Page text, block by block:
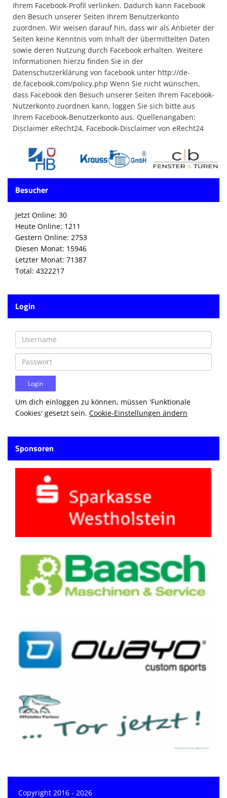
Ihrem Facebook-Profil verlinken. Dadurch kann Facebook
den Besuch unserer Seiten Ihrem Benutzerkonto
zuordnen. Wir weisen darauf hin, dass wir als Anbieter der
Seiten keine Kenntnis vom Inhalt der übermittelten Daten
sowie deren Nutzung durch Facebook erhalten. Weitere
Informationen hierzu finden Sie in der
Datenschutzerklärung von facebook unter http://de-
de.facebook.com/policy.php Wenn Sie nicht wünschen,
dass Facebook den Besuch unserer Seiten Ihrem Facebook-
Nutzerkonto zuordnen kann, loggen Sie sich bitte aus
Ihrem Facebook-Benutzerkonto aus. Quellenangaben:
Disclaimer eRecht24, Facebook-Disclaimer von eRecht24
Besucher
Jetzt Online: 30
Heute Online: 1211
Gestern Online: 2753
Diesen Monat: 15946
Letzter Monat: 71387
Total: 4322217
Login
Um dich einloggen zu können, müssen 'Funktionale
Cookies' gesetzt sein. Cookie-Einstellungen ändern
Sponsoren
Copyright 2016 - 2026